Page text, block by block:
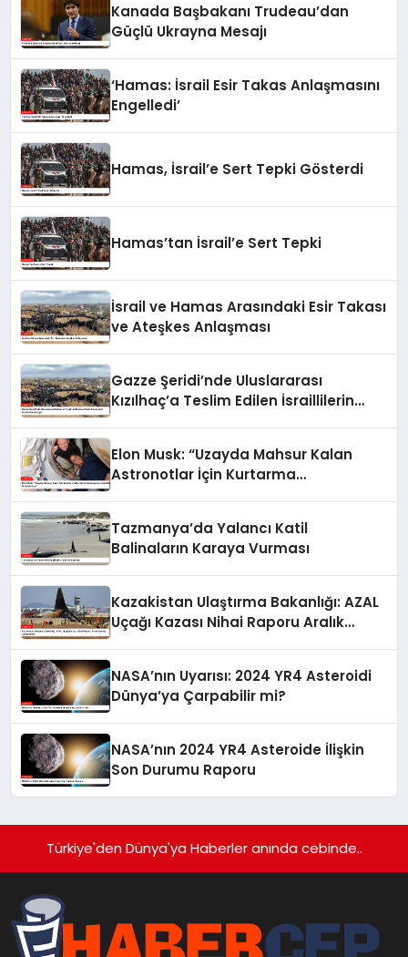
Kanada Başbakanı Trudeau’dan
Güçlü Ukrayna Mesajı
‘Hamas: İsrail Esir Takas Anlaşmasını
Engelledi’
Hamas, İsrail’e Sert Tepki Gösterdi
Hamas’tan İsrail’e Sert Tepki
İsrail ve Hamas Arasındaki Esir Takası
ve Ateşkes Anlaşması
Gazze Şeridi’nde Uluslararası
Kızılhaç’a Teslim Edilen İsraillilerin
Elon Musk: “Uzayda Mahsur Kalan
Astronotlar İçin Kurtarma
Tazmanya’da Yalancı Katil
Balinaların Karaya Vurması
Kazakistan Ulaştırma Bakanlığı: AZAL
Uçağı Kazası Nihai Raporu Aralık
NASA’nın Uyarısı: 2024 YR4 Asteroidi
Dünya’ya Çarpabilir mi?
NASA’nın 2024 YR4 Asteroide İlişkin
Son Durumu Raporu
Türkiye'den Dünya'ya Haberler anında cebinde..